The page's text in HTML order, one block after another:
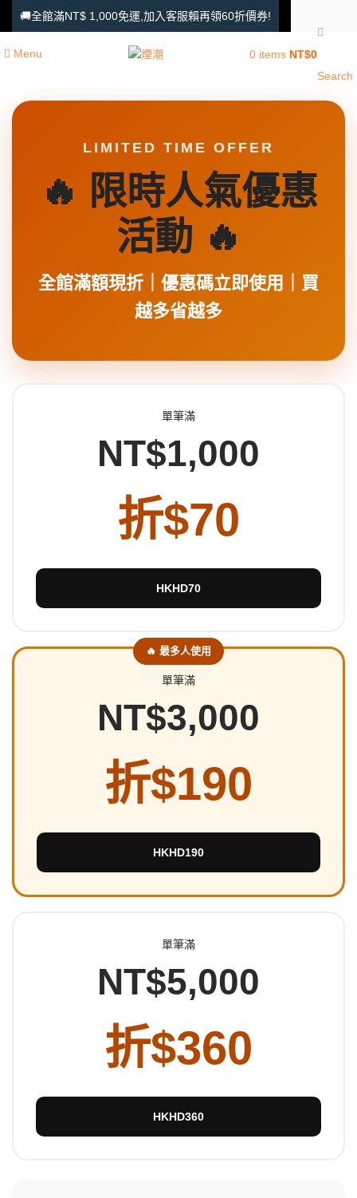
Menu 0 items NT$0
Search
LIMITED TIME OFFER
🔥 限時人氣優惠
活動 🔥
全館滿額現折｜優惠碼立即使用｜買
越多省越多
單筆滿
NT$1,000
折$70
HKHD70
🔥 最多人使用
單筆滿
NT$3,000
折$190
HKHD190
單筆滿
NT$5,000
折$360
HKHD360
🚚全館滿NT$ 1,000免運,加入客服賴再領60折價券!